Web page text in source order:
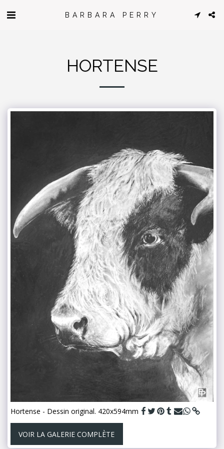
BARBARA PERRY
HORTENSE
Hortense - Dessin original. 420x594mm
VOIR LA GALERIE COMPLÈTE